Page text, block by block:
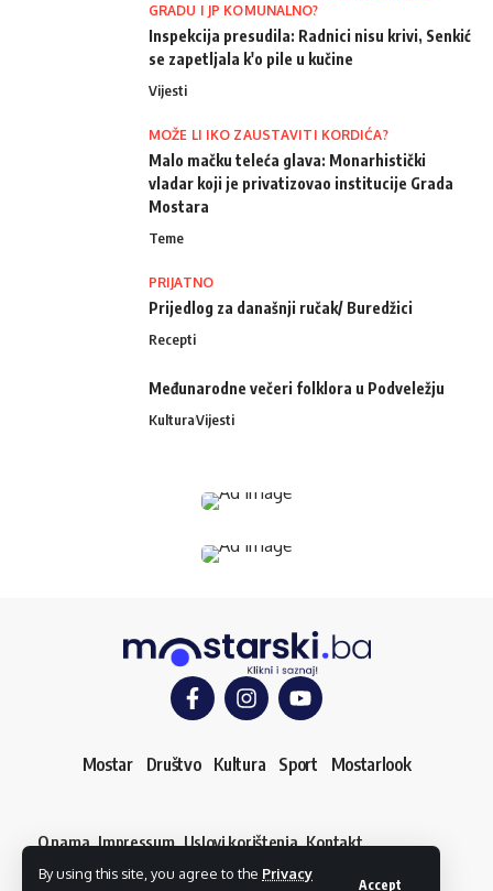
By using this site, you agree to the Privacy
Accept
GRADU I JP KOMUNALNO?
Inspekcija presudila: Radnici nisu krivi, Senkić
se zapetljala k'o pile u kučine
Vijesti
MOŽE LI IKO ZAUSTAVITI KORDIĆA?
Malo mačku teleća glava: Monarhistički
vladar koji je privatizovao institucije Grada
Mostara
Teme
PRIJATNO
Prijedlog za današnji ručak/ Buredžici
Recepti
Međunarodne večeri folklora u Podveležju
KulturaVijesti
Mostar Društvo Kultura Sport Mostarlook
O nama Impressum Uslovi korištenja Kontakt
Dojavi vijest
© mostarski.ba. Sva prava pridržana